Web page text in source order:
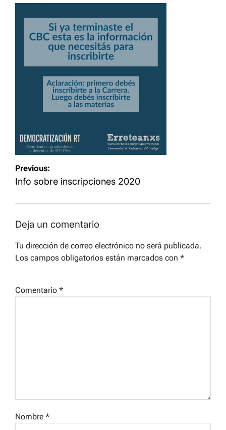
Navegación
de
Previous:
Info sobre inscripciones 2020
Deja un comentario
Tu dirección de correo electrónico no será publicada.
Los campos obligatorios están marcados con *
Comentario *
Nombre *